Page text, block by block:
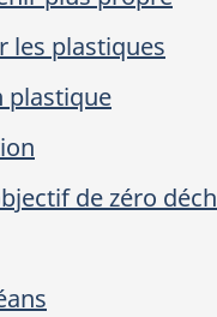
les plastiques
plastique
de zéro